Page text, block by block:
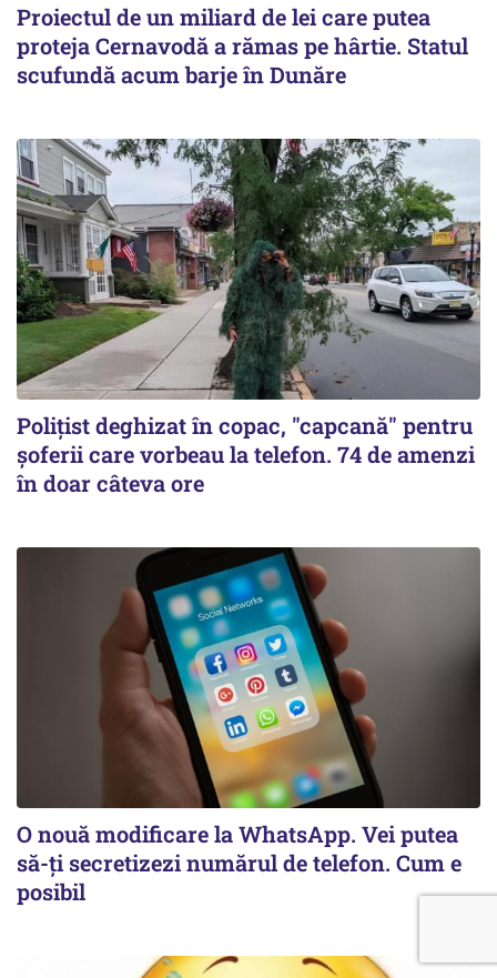
Proiectul de un miliard de lei care putea
proteja Cernavodă a rămas pe hârtie. Statul
scufundă acum barje în Dunăre
Polițist deghizat în copac, "capcană" pentru
șoferii care vorbeau la telefon. 74 de amenzi
în doar câteva ore
O nouă modificare la WhatsApp. Vei putea
să-ți secretizezi numărul de telefon. Cum e
posibil